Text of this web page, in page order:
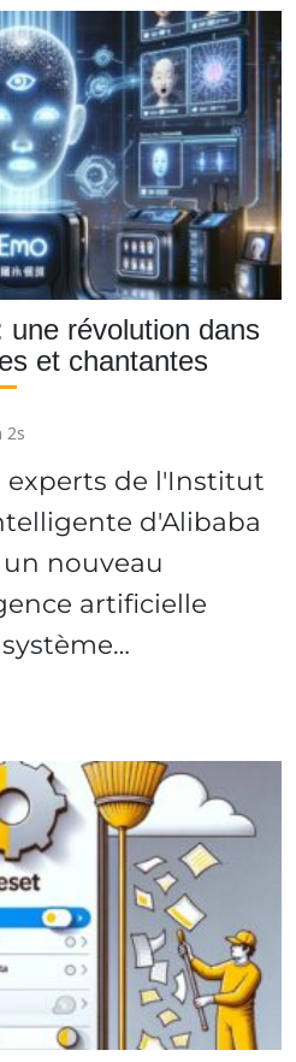
une révolution dans
et chantantes
2s
experts de l'Institut
d'Alibaba
nouveau
artificielle